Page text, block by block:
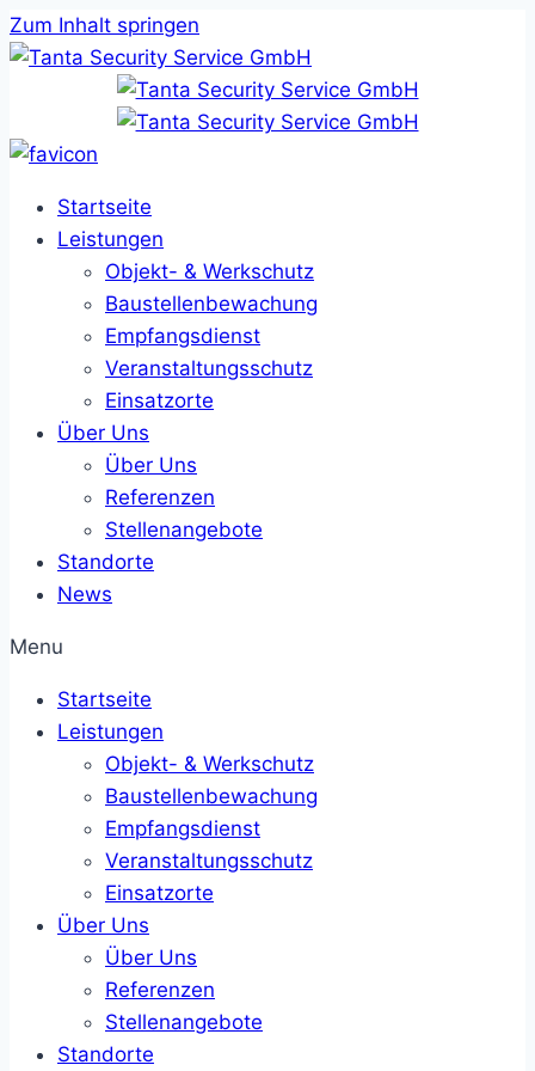
Zum Inhalt springen
Startseite
Leistungen
Objekt- & Werkschutz
Baustellenbewachung
Empfangsdienst
Veranstaltungsschutz
Einsatzorte
Über Uns
Über Uns
Referenzen
Stellenangebote
Standorte
News
Menu
Startseite
Leistungen
Objekt- & Werkschutz
Baustellenbewachung
Empfangsdienst
Veranstaltungsschutz
Einsatzorte
Über Uns
Über Uns
Referenzen
Stellenangebote
Standorte